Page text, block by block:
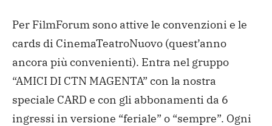
Per FilmForum sono attive le convenzioni e le
cards di CinemaTeatroNuovo (quest’anno
ancora più convenienti). Entra nel gruppo
“AMICI DI CTN MAGENTA” con la nostra
speciale CARD e con gli abbonamenti da 6
ingressi in versione “feriale” o “sempre”. Ogni